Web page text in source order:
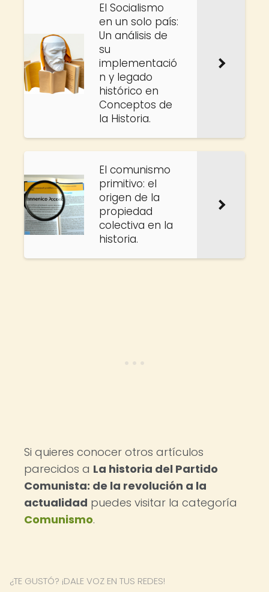
El Socialismo
en un solo país:
Un análisis de
su
implementació
n y legado
histórico en
Conceptos de
la Historia.
El comunismo
primitivo: el
origen de la
propiedad
colectiva en la
historia.
Si quieres conocer otros artículos
parecidos a La historia del Partido
Comunista: de la revolución a la
actualidad puedes visitar la categoría
Comunismo.
¿TE GUSTÓ? ¡DALE VOZ EN TUS REDES!